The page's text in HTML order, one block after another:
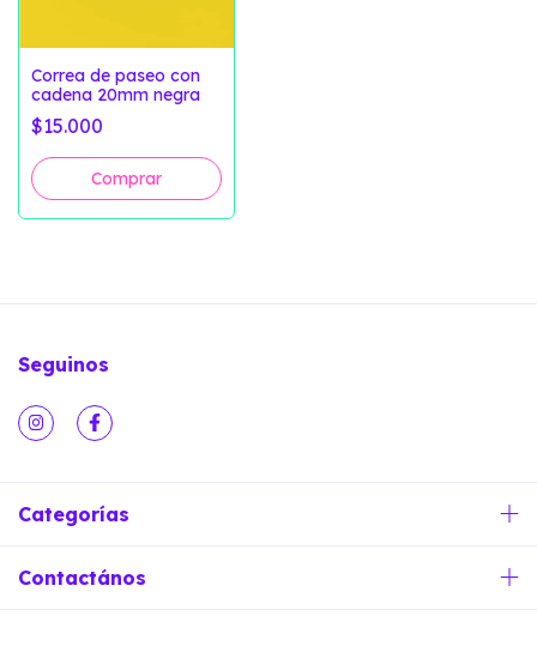
Correa de paseo con
cadena 20mm negra
$15.000
Seguinos
Categorías
Contactános